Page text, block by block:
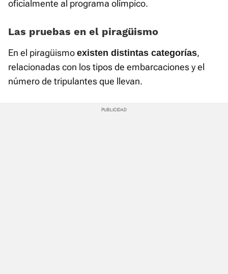
oficialmente al programa olímpico.
Las pruebas en el piragüismo
En el piragüismo existen distintas categorías,
relacionadas con los tipos de embarcaciones y el
número de tripulantes que llevan.